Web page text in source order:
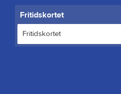
Fritidskortet
Fritidskortet